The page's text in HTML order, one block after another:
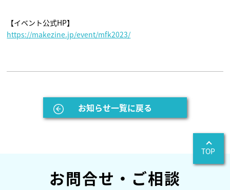
【イベント公式HP】
https://makezine.jp/event/mfk2023/
お知らせ一覧に戻る
お問合せ・ご相談
TOP